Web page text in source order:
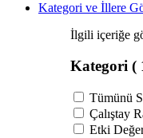
Kategori ve İllere
İlgili içeriğe
Kategori (
Tümünü
Çalıştay
Etki